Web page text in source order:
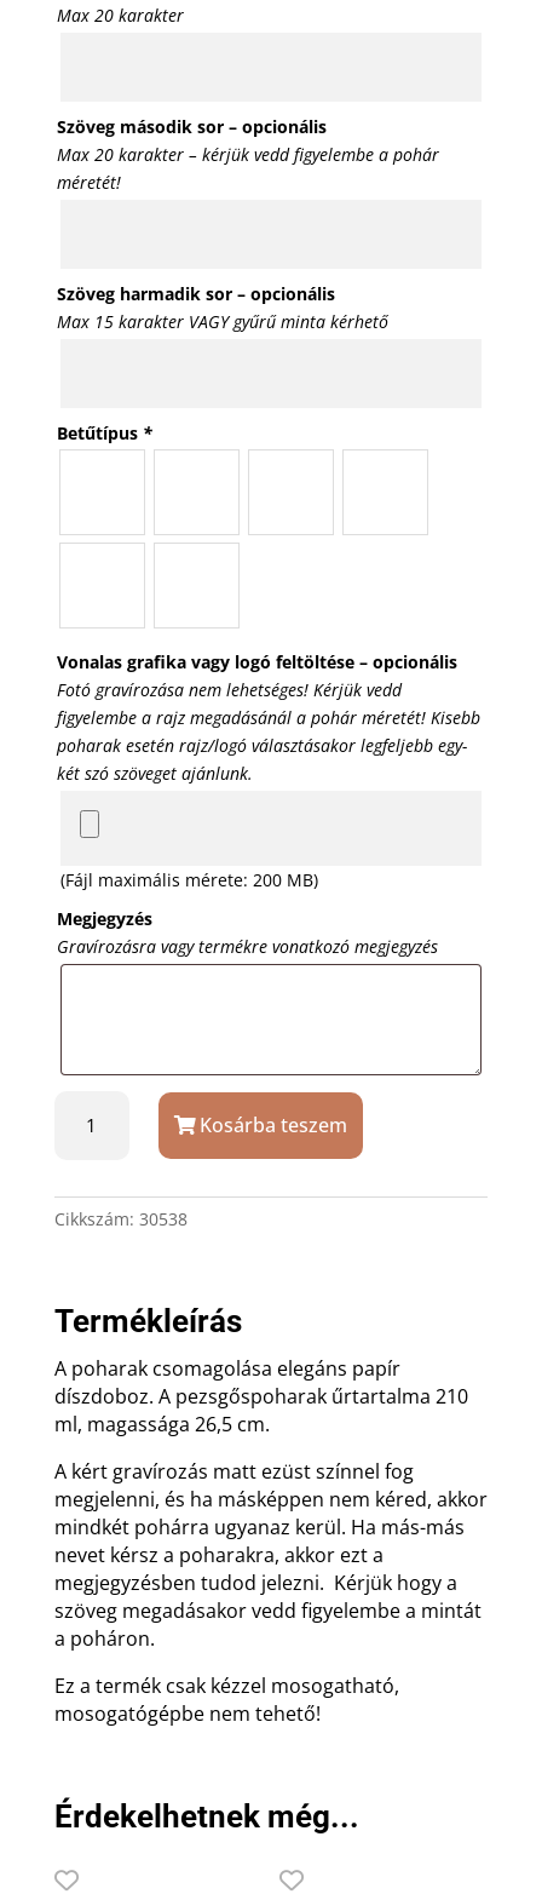
Max 20 karakter
Szöveg második sor – opcionális
Max 20 karakter – kérjük vedd figyelembe a pohár
méretét!
Szöveg harmadik sor – opcionális
Max 15 karakter VAGY gyűrű minta kérhető
Betűtípus *
Vonalas grafika vagy logó feltöltése – opcionális
Fotó gravírozása nem lehetséges! Kérjük vedd
figyelembe a rajz megadásánál a pohár méretét! Kisebb
poharak esetén rajz/logó választásakor legfeljebb egy-
két szó szöveget ajánlunk.
(Fájl maximális mérete: 200 MB)
Megjegyzés
Gravírozásra vagy termékre vonatkozó megjegyzés
pezsgős
dobozban
Kosárba teszem
Cikkszám: 30538
Termékleírás
A poharak csomagolása elegáns papír
díszdoboz. A pezsgőspoharak űrtartalma 210
ml, magassága 26,5 cm.
A kért gravírozás matt ezüst színnel fog
megjelenni, és ha másképpen nem kéred, akkor
mindkét pohárra ugyanaz kerül. Ha más-más
nevet kérsz a poharakra, akkor ezt a
megjegyzésben tudod jelezni. Kérjük hogy a
szöveg megadásakor vedd figyelembe a mintát
a poháron.
Ez a termék csak kézzel mosogatható,
mosogatógépbe nem tehető!
Érdekelhetnek még...